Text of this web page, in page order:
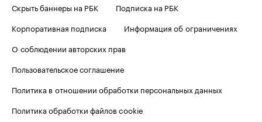
Скрыть баннеры на РБК
Подписка на РБК
Корпоративная подписка
Информация об ограничениях
О соблюдении авторских прав
Пользовательское соглашение
Политика в отношении обработки персональных данных
Политика обработки файлов cookie